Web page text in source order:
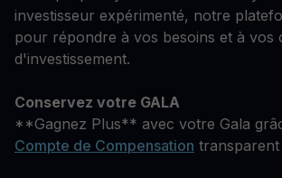
investisseur expérimenté, notre
pour répondre à vos besoins et à vos
d'investissement.
Conservez votre GALA
**Gagnez Plus** avec votre Gala
Compte de Compensation